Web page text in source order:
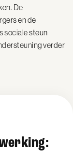
De
en de
sociale steun
verder